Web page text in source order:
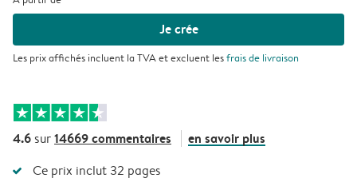
Je crée
Les prix affichés incluent la TVA et excluent lesfrais de livraison
4.6 sur14669 commentaires en savoir plus
Ce prix inclut 32 pages